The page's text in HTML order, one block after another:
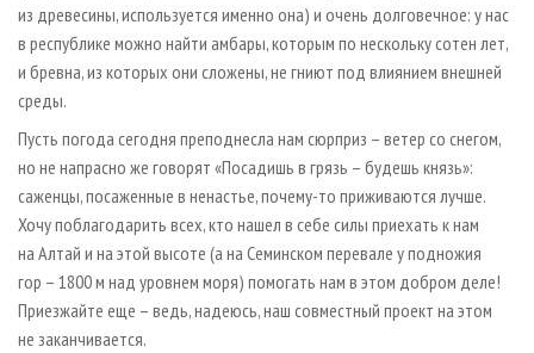
из древесины, используется именно она) и очень долговечное: у нас
в республике можно найти амбары, которым по нескольку сотен лет,
и бревна, из которых они сложены, не гниют под влиянием внешней
среды.
Пусть погода сегодня преподнесла нам сюрприз – ветер со снегом,
но не напрасно же говорят «Посадишь в грязь – будешь князь»:
саженцы, посаженные в ненастье, почему-то приживаются лучше.
Хочу поблагодарить всех, кто нашел в себе силы приехать к нам
на Алтай и на этой высоте (а на Семинском перевале у подножия
гор – 1800 м над уровнем моря) помогать нам в этом добром деле!
Приезжайте еще – ведь, надеюсь, наш совместный проект на этом
не заканчивается.